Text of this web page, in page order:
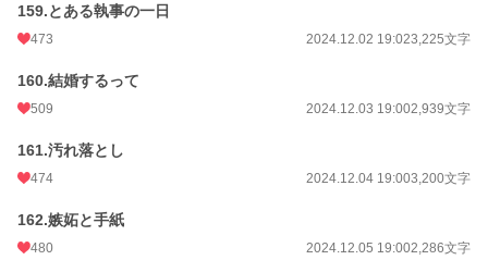
159.とある執事の一日
473 2024.12.02 19:023,225文字
160.結婚するって
509 2024.12.03 19:002,939文字
161.汚れ落とし
474 2024.12.04 19:003,200文字
162.嫉妬と手紙
480 2024.12.05 19:002,286文字